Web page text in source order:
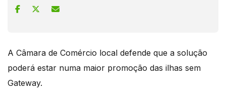
A Câmara de Comércio local defende que a solução
poderá estar numa maior promoção das ilhas sem
Gateway.